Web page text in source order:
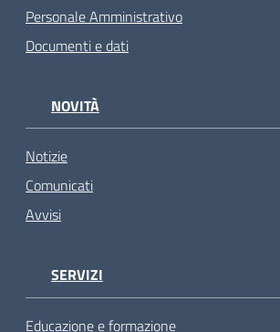
Personale Amministrativo
Documenti e dati
NOVITÀ
Notizie
Comunicati
Avvisi
SERVIZI
Educazione e formazione